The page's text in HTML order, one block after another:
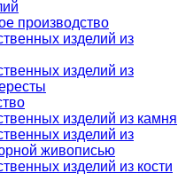
производство
изделий из
изделий из
изделий из камня
изделий из
живописью
изделий из кости